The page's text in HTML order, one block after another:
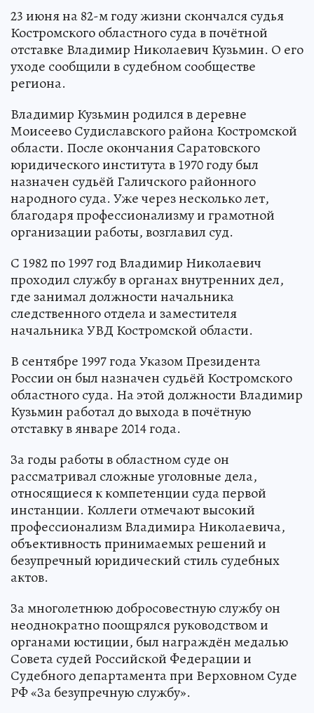
23 июня на 82-м году жизни скончался судья
Костромского областного суда в почётной
отставке Владимир Николаевич Кузьмин. О его
уходе сообщили в судебном сообществе
региона.
Владимир Кузьмин родился в деревне
Моисеево Судиславского района Костромской
области. После окончания Саратовского
юридического института в 1970 году был
назначен судьёй Галичского районного
народного суда. Уже через несколько лет,
благодаря профессионализму и грамотной
организации работы, возглавил суд.
С 1982 по 1997 год Владимир Николаевич
проходил службу в органах внутренних дел,
где занимал должности начальника
следственного отдела и заместителя
начальника УВД Костромской области.
В сентябре 1997 года Указом Президента
России он был назначен судьёй Костромского
областного суда. На этой должности Владимир
Кузьмин работал до выхода в почётную
отставку в январе 2014 года.
За годы работы в областном суде он
рассматривал сложные уголовные дела,
относящиеся к компетенции суда первой
инстанции. Коллеги отмечают высокий
профессионализм Владимира Николаевича,
объективность принимаемых решений и
безупречный юридический стиль судебных
актов.
За многолетнюю добросовестную службу он
неоднократно поощрялся руководством и
органами юстиции, был награждён медалью
Совета судей Российской Федерации и
Судебного департамента при Верховном Суде
РФ «За безупречную службу».